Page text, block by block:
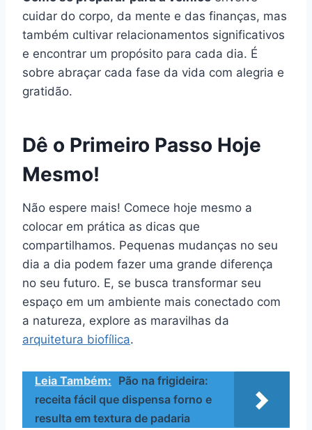
cuidar do corpo, da mente e das finanças, mas
também cultivar relacionamentos significativos
e encontrar um propósito para cada dia. É
sobre abraçar cada fase da vida com alegria e
gratidão.
Dê o Primeiro Passo Hoje
Mesmo!
Não espere mais! Comece hoje mesmo a
colocar em prática as dicas que
compartilhamos. Pequenas mudanças no seu
dia a dia podem fazer uma grande diferença
no seu futuro. E, se busca transformar seu
espaço em um ambiente mais conectado com
a natureza, explore as maravilhas da
arquitetura biofílica.
Leia Também: Pão na frigideira:
receita fácil que dispensa forno e
resulta em textura de padaria